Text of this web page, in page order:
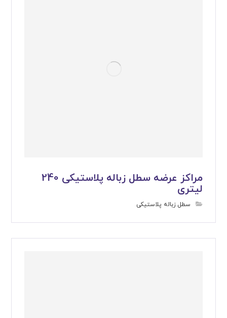
مراکز عرضه سطل زباله پلاستیکی 240
لیتری
سطل زباله پلاستیکی